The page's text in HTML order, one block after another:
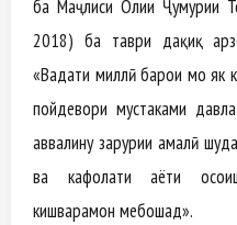
ба Маҷлиси Олии Ҷумҳурии
2018) ба таври дақиқ
«Ваҳдати миллӣ барои мо як
пойдевори мустаҳками
аввалину зарурии амалӣ
ва кафолати ҳаёти
кишварамон мебошад».